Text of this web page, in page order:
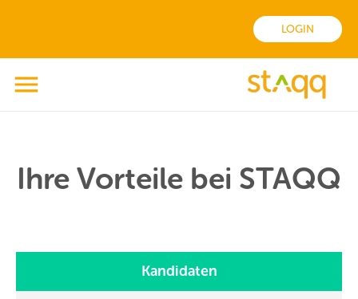
LOGIN
Ihre Vorteile bei STAQQ
Kandidaten